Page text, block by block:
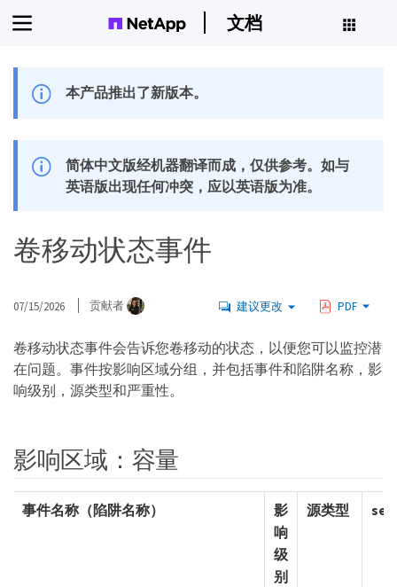
文档
本产品推出了新版本。
简体中文版经机器翻译而成，仅供参考。如与
英语版出现任何冲突，应以英语版为准。
卷移动状态事件
07/15/2026 贡献者 建议更改 PDF
卷移动状态事件会告诉您卷移动的状态，以便您可以监控潜
在问题。事件按影响区域分组，并包括事件和陷阱名称，影
响级别，源类型和严重性。
影响区域：容量
事件名称（陷阱名称）
影
响
级
别
源类型